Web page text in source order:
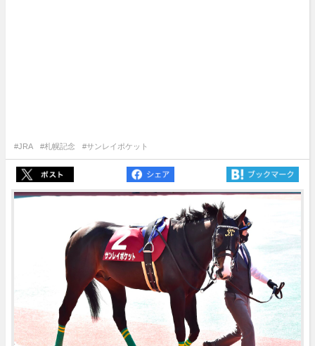
#JRA #札幌記念 #サンレイポケット